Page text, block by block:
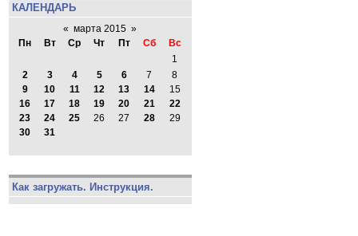
КАЛЕНДАРЬ
« марта 2015 »
Пн
Вт Ср Чт Пт Сб
Вс
1
2
3 4 5 6 7
8
9
10 11 12 13 14
15
16
17 18 19 20 21
22
23
24 25 26 27 28
29
30
31
Как загружать. Инструкция.